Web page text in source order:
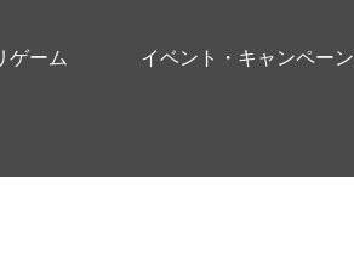
ゲーム イベント・キャンペーン